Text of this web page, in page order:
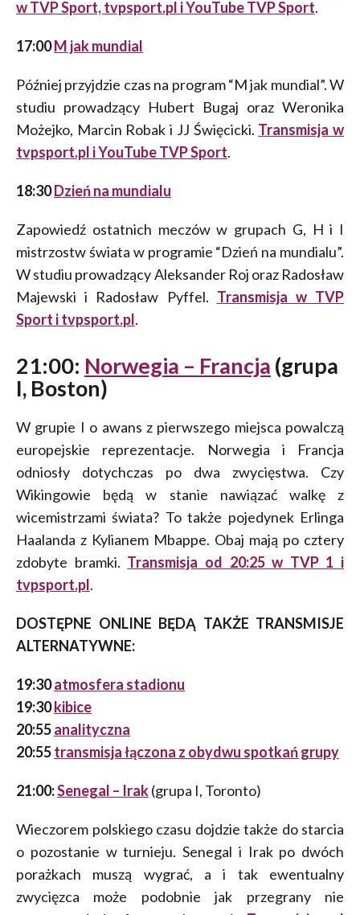
w TVP Sport, tvpsport.pl i YouTube TVP Sport.
17:00M jak mundial
Później przyjdzie czas na program “M jak mundial”. W
studiu prowadzący Hubert Bugaj oraz Weronika
Możejko, Marcin Robak i JJ Święcicki. Transmisja w
tvpsport.pl i YouTube TVP Sport.
18:30Dzień na mundialu
Zapowiedź ostatnich meczów w grupach G, H i I
mistrzostw świata w programie “Dzień na mundialu”.
W studiu prowadzący Aleksander Roj oraz Radosław
Majewski i Radosław Pyffel. Transmisja w TVP
Sport i tvpsport.pl.
21:00: Norwegia – Francja (grupa
I, Boston)
W grupie I o awans z pierwszego miejsca powalczą
europejskie reprezentacje. Norwegia i Francja
odniosły dotychczas po dwa zwycięstwa. Czy
Wikingowie będą w stanie nawiązać walkę z
wicemistrzami świata? To także pojedynek Erlinga
Haalanda z Kylianem Mbappe. Obaj mają po cztery
zdobyte bramki. Transmisja od 20:25 w TVP 1 i
tvpsport.pl.
DOSTĘPNE ONLINE BĘDĄ TAKŻE TRANSMISJE
ALTERNATYWNE:
19:30atmosfera stadionu
19:30kibice
20:55analityczna
20:55transmisja łączona z obydwu spotkań grupy
21:00:Senegal – Irak(grupa I, Toronto)
Wieczorem polskiego czasu dojdzie także do starcia
o pozostanie w turnieju. Senegal i Irak po dwóch
porażkach muszą wygrać, a i tak ewentualny
zwycięzca może podobnie jak przegrany nie